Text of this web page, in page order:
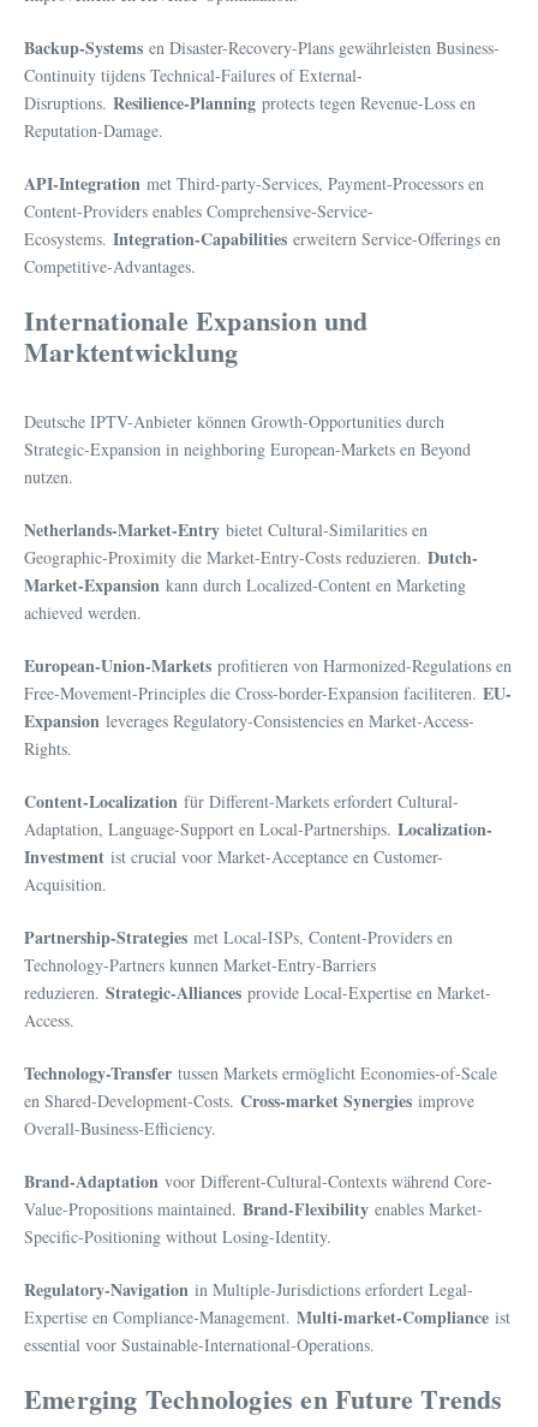
Backup-Systems en Disaster-Recovery-Plans gewährleisten Business-
Continuity tijdens Technical-Failures of External-
Disruptions. Resilience-Planning protects tegen Revenue-Loss en
Reputation-Damage.
API-Integration met Third-party-Services, Payment-Processors en
Content-Providers enables Comprehensive-Service-
Ecosystems. Integration-Capabilities erweitern Service-Offerings en
Competitive-Advantages.
Internationale Expansion und
Marktentwicklung
Deutsche IPTV-Anbieter können Growth-Opportunities durch
Strategic-Expansion in neighboring European-Markets en Beyond
nutzen.
Netherlands-Market-Entry bietet Cultural-Similarities en
Geographic-Proximity die Market-Entry-Costs reduzieren. Dutch-
Market-Expansion kann durch Localized-Content en Marketing
achieved werden.
European-Union-Markets profitieren von Harmonized-Regulations en
Free-Movement-Principles die Cross-border-Expansion faciliteren. EU-
Expansion leverages Regulatory-Consistencies en Market-Access-
Rights.
Content-Localization für Different-Markets erfordert Cultural-
Adaptation, Language-Support en Local-Partnerships. Localization-
Investment ist crucial voor Market-Acceptance en Customer-
Acquisition.
Partnership-Strategies met Local-ISPs, Content-Providers en
Technology-Partners kunnen Market-Entry-Barriers
reduzieren. Strategic-Alliances provide Local-Expertise en Market-
Access.
Technology-Transfer tussen Markets ermöglicht Economies-of-Scale
en Shared-Development-Costs. Cross-market Synergies improve
Overall-Business-Efficiency.
Brand-Adaptation voor Different-Cultural-Contexts während Core-
Value-Propositions maintained. Brand-Flexibility enables Market-
Specific-Positioning without Losing-Identity.
Regulatory-Navigation in Multiple-Jurisdictions erfordert Legal-
Expertise en Compliance-Management. Multi-market-Compliance ist
essential voor Sustainable-International-Operations.
Emerging Technologies en Future Trends